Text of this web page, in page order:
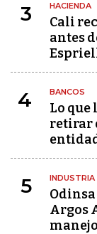
3 HACIENDA
Cali
antes
4 BANCOS
Lo que
retirar
5 INDUSTRIA
Argos